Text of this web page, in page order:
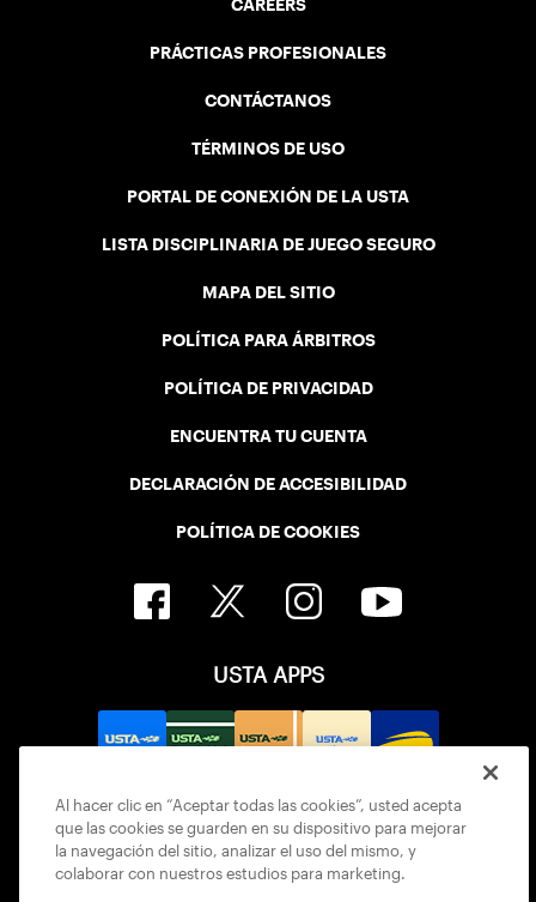
CAREERS
PRÁCTICAS PROFESIONALES
CONTÁCTANOS
TÉRMINOS DE USO
PORTAL DE CONEXIÓN DE LA USTA
LISTA DISCIPLINARIA DE JUEGO SEGURO
MAPA DEL SITIO
POLÍTICA PARA ÁRBITROS
POLÍTICA DE PRIVACIDAD
ENCUENTRA TU CUENTA
DECLARACIÓN DE ACCESIBILIDAD
POLÍTICA DE COOKIES
USTA APPS
Al hacer clic en “Aceptar todas las cookies”, usted acepta
que las cookies se guarden en su dispositivo para mejorar
la navegación del sitio, analizar el uso del mismo, y
colaborar con nuestros estudios para marketing.